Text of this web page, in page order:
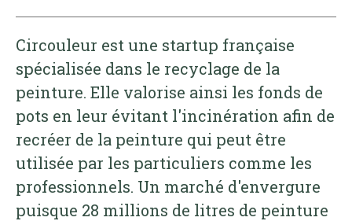
Circouleur est une startup française
spécialisée dans le recyclage de la
peinture. Elle valorise ainsi les fonds de
pots en leur évitant l'incinération afin de
recréer de la peinture qui peut être
utilisée par les particuliers comme les
professionnels. Un marché d'envergure
puisque 28 millions de litres de peinture